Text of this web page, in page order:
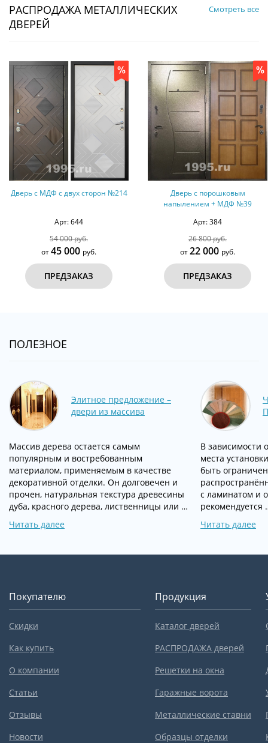
РАСПРОДАЖА МЕТАЛЛИЧЕСКИХ
ДВЕРЕЙ
Смотреть все
с двух сторон №214
руб.
ПРЕДЗАКАЗ
Дверь с порошковым
напылением + МДФ №39
руб.
ПРЕДЗАКАЗ
ПОЛЕЗНОЕ
Элитное предложение –
двери из массива
Массив дерева остается самым
популярным и востребованным
материалом, применяемым в качестве
декоративной отделки. Он долговечен и
прочен, натуральная текстура древесины
дуба, красного дерева, лиственницы или …
Читать далее
В зависимости
места
быть
с ламинатом и
рекомендуется
Читать далее
Покупателю
Скидки
Как купить
О компании
Статьи
Отзывы
Новости
Продукция
Каталог дверей
РАСПРОДАЖА дверей
Решетки на окна
Гаражные ворота
Металлические ставни
Образцы отделки